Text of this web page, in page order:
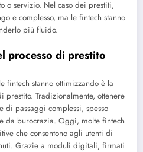
o servizio. Nel caso dei prestiti,
e complesso, ma le fintech stanno
più fluido.
processo di prestito
fintech stanno ottimizzando è la
Tradizionalmente, ottenere
di passaggi complessi, spesso
da burocrazia. Oggi, molte fintech
che consentono agli utenti di
Grazie a moduli digitali, firmati